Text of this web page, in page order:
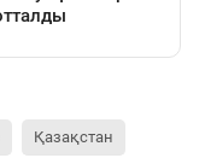
Қазақстан